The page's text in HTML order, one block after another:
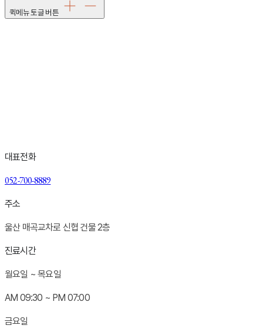
퀵메뉴 토글 버튼
대표전화
052-700-8889
주소
울산 매곡교차로 신협 건물 2층
진료시간
월요일 ~ 목요일
AM 09:30 ~ PM 07:00
금요일